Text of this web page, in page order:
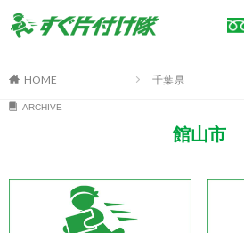
HOME 千葉県
ARCHIVE
館山市